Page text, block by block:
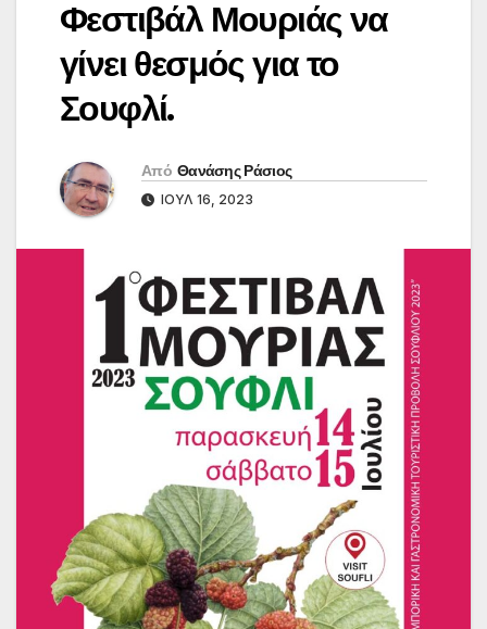
Φεστιβάλ Μουριάς να
γίνει θεσμός για το
Σουφλί.
Από Θανάσης Ράσιος
ΙΟΎΛ 16, 2023